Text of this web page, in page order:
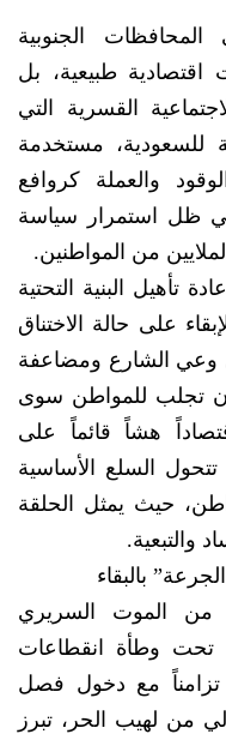
الجنوبية
اقتصادية طبيعية، بل
القسرية التي
للسعودية، مستخدمة
والعملة كروافع
ظل استمرار سياسة
من المواطنين.
تأهيل البنية التحتية
على حالة الاختناق
وعي الشارع ومضاعفة
أن تجلب للمواطن سوى
هشاً قائماً على
السلع الأساسية
حيث يمثل الحلقة
والتبعية.
بالبقاء
من الموت السريري
تحت وطأة انقطاعات
ساعة يومياً، تزامناً مع دخول فصل
من لهيب الحر، تبرز